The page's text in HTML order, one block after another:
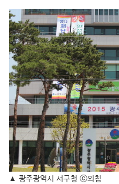
▲ 광주광역시 서구청 ⓒ외침